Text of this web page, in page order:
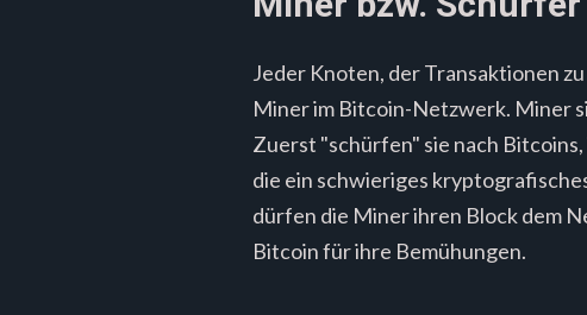
Jeder Knoten, der Transaktionen
Miner im Bitcoin-Netzwerk. Miner
Zuerst "schürfen" sie nach
die ein schwieriges
dürfen die Miner ihren Block dem
Bitcoin für ihre Bemühungen.